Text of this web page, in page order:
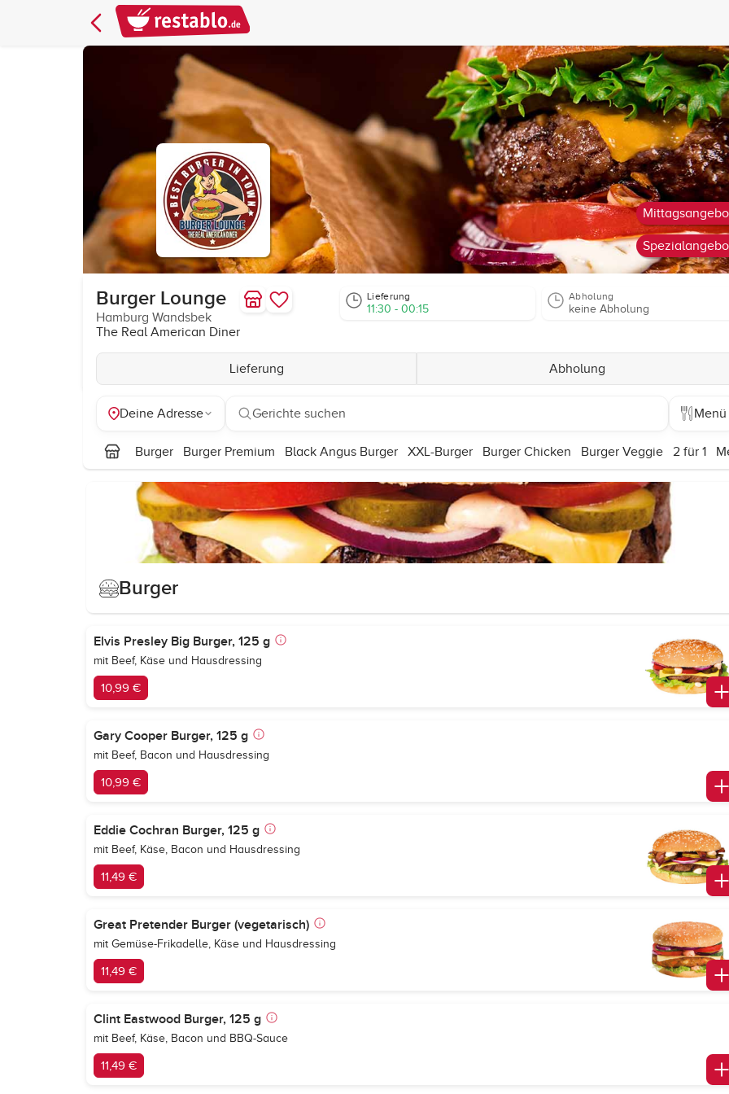
Burger Lounge
Hamburg Wandsbek
The Real American Diner
Lieferung
11:30 - 00:15
Abholung
keine Abholung
Lieferung Abholung
Deine Adresse Gerichte suchen Menü
Burger Burger Premium Black Angus Burger XXL-Burger Burger Chicken Burger Veggie 2 für 1
Burger
Elvis Presley Big Burger, 125 g
mit Beef, Käse und Hausdressing
10,99 €
Gary Cooper Burger, 125 g
mit Beef, Bacon und Hausdressing
10,99 €
Eddie Cochran Burger, 125 g
mit Beef, Käse, Bacon und Hausdressing
11,49 €
Great Pretender Burger (vegetarisch)
mit Gemüse-Frikadelle, Käse und Hausdressing
11,49 €
Clint Eastwood Burger, 125 g
mit Beef, Käse, Bacon und BBQ-Sauce
11,49 €